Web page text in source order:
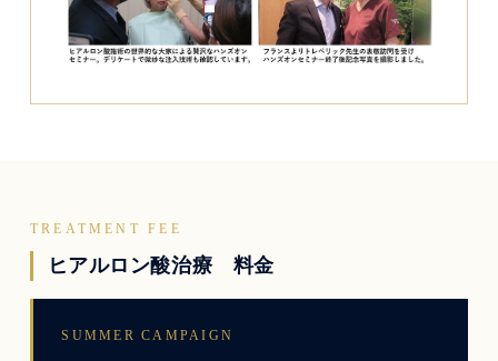
TREATMENT FEE
ヒアルロン酸治療 料金
SUMMER CAMPAIGN